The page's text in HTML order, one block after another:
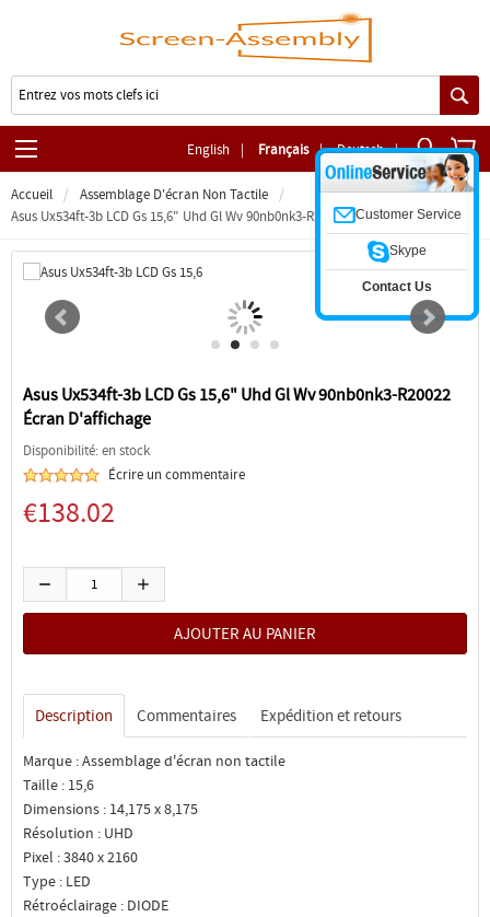
English | Français | Deutsch |
Accueil
Assemblage D'écran Non Tactile
Asus Ux534ft-3b LCD Gs 15,6" Uhd Gl Wv 90nb0nk3-R20022 Écran D'affichage
Asus Ux534ft-3b LCD Gs 15,6" Uhd Gl Wv 90nb0nk3-R20022
Écran D'affichage
Disponibilité: en stock
Écrire un commentaire
€138.02
Description Commentaires Expédition et retours
Marque : Assemblage d'écran non tactile
Taille : 15,6
Dimensions : 14,175 x 8,175
Résolution : UHD
Pixel : 3840 x 2160
Type : LED
Rétroéclairage : DIODE
Customer Service
Skype
Contact Us